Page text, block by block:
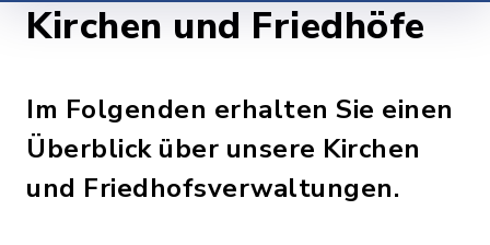
Kirchen und Friedhöfe
Im Folgenden erhalten Sie einen
Überblick über unsere Kirchen
und Friedhofsverwaltungen.